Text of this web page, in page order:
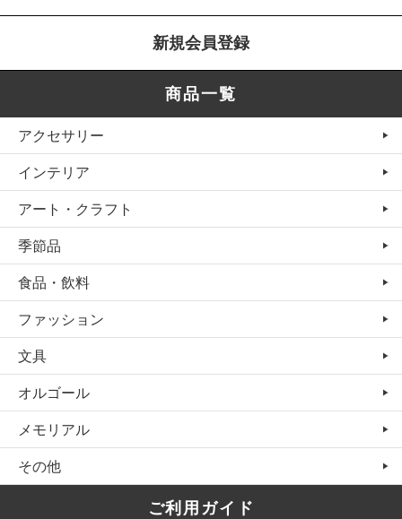
新規会員登録
商品一覧
アクセサリー
インテリア
アート・クラフト
季節品
食品・飲料
ファッション
文具
オルゴール
メモリアル
その他
ご利用ガイド